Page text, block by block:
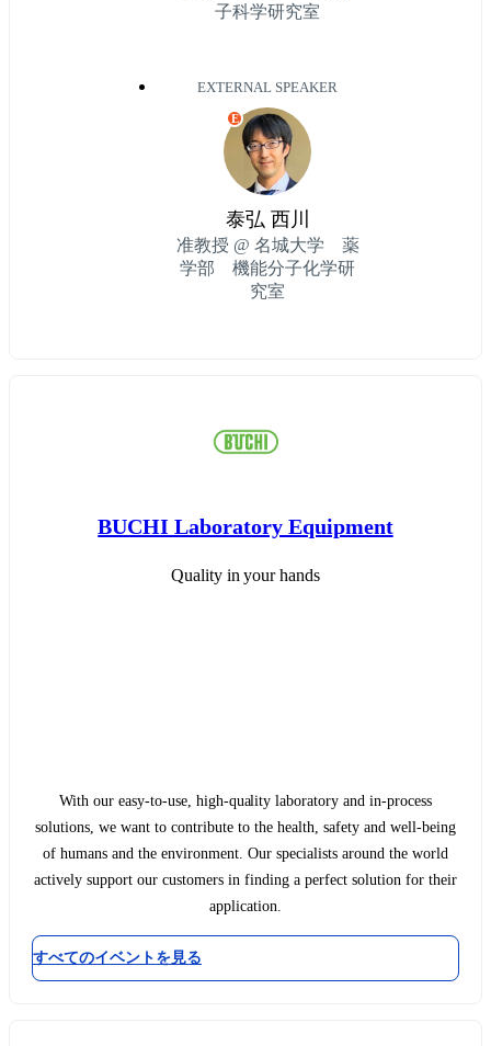
子科学研究室
EXTERNAL SPEAKER
E
泰弘 西川
准教授 @ 名城大学 薬
学部 機能分子化学研
究室
BUCHI Laboratory Equipment
Quality in your hands
With our easy-to-use, high-quality laboratory and in-process
solutions, we want to contribute to the health, safety and well-being
of humans and the environment. Our specialists around the world
actively support our customers in finding a perfect solution for their
application.
すべてのイベントを見る